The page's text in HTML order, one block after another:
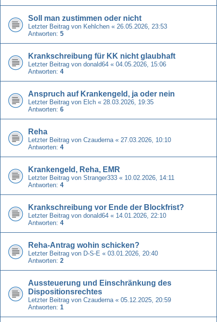
Soll man zustimmen oder nicht
Letzter Beitrag von Kehlchen « 26.05.2026, 23:53
Antworten: 5
Krankschreibung für KK nicht glaubhaft
Letzter Beitrag von donald64 « 04.05.2026, 15:06
Antworten: 4
Anspruch auf Krankengeld, ja oder nein
Letzter Beitrag von Elch « 28.03.2026, 19:35
Antworten: 6
Reha
Letzter Beitrag von Czauderna « 27.03.2026, 10:10
Antworten: 4
Krankengeld, Reha, EMR
Letzter Beitrag von Stranger333 « 10.02.2026, 14:11
Antworten: 4
Krankschreibung vor Ende der Blockfrist?
Letzter Beitrag von donald64 « 14.01.2026, 22:10
Antworten: 4
Reha-Antrag wohin schicken?
Letzter Beitrag von D-S-E « 03.01.2026, 20:40
Antworten: 2
Aussteuerung und Einschränkung des
Dispositionsrechtes
Letzter Beitrag von Czauderna « 05.12.2025, 20:59
Antworten: 1